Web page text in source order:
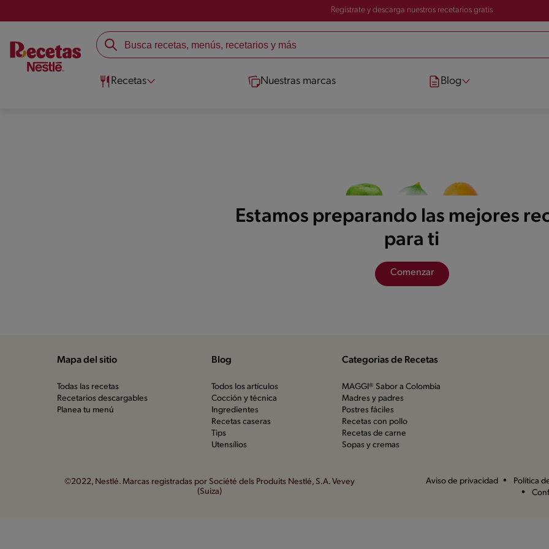
Registrate y descarga nuestros recetarios gratis
Recetas Nuestras marcas Blog
Estamos preparando las mejores
para ti
Comenzar
Mapa del sitio
Todas las recetas
Recetarios descargables
Planea tu menú
Blog
Todos los artículos
Cocción y técnica
Ingredientes
Recetas caseras
Tips
Utensílios
Categorias de Recetas
MAGGI® Sabor a Colombia
Madres y padres
Postres fáciles
Recetas con pollo
Recetas de carne
Sopas y cremas
©2022, Nestlé. Marcas registradas por Société dels Produits Nestlé, S.A. Vevey
(Suiza)
Aviso de privacidad
Política